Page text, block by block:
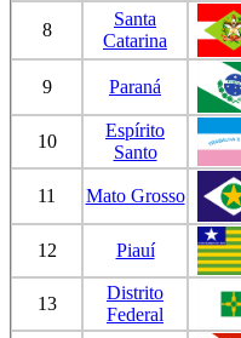
8
Santa
Catarina
9 Paraná
10
Espírito
Santo
11 Mato Grosso
12 Piauí
13
Distrito
Federal